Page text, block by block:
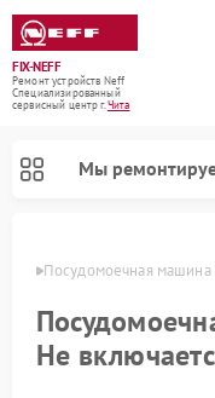
FIX-NEFF
Ремонт устройств Neff
Специализированный
cервисный центр г.Чита
Мы
Посудомоечная машина
Не